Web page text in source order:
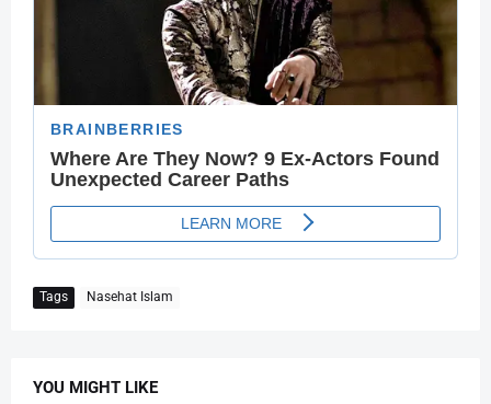
Tags Nasehat Islam
YOU MIGHT LIKE